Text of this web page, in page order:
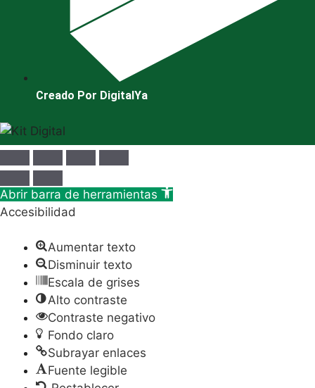
Creado Por DigitalYa
Abrir barra de herramientas
Accesibilidad
Aumentar texto
Disminuir texto
Escala de grises
Alto contraste
Contraste negativo
Fondo claro
Subrayar enlaces
Fuente legible